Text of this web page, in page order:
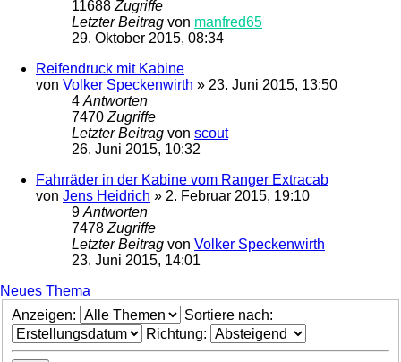
11688 Zugriffe
Letzter Beitrag von manfred65
29. Oktober 2015, 08:34
Reifendruck mit Kabine
von Volker Speckenwirth » 23. Juni 2015, 13:50
4 Antworten
7470 Zugriffe
Letzter Beitrag von scout
26. Juni 2015, 10:32
Fahrräder in der Kabine vom Ranger Extracab
von Jens Heidrich » 2. Februar 2015, 19:10
9 Antworten
7478 Zugriffe
Letzter Beitrag von Volker Speckenwirth
23. Juni 2015, 14:01
Neues Thema
Anzeigen:
Sortiere nach:
Richtung: